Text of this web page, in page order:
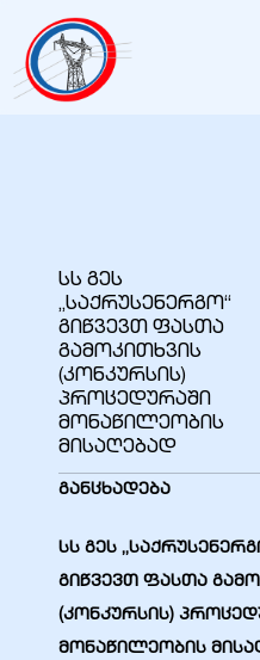
სს გეს
„საქრუსენერგო“
გიწვევთ ფასთა
გამოკითხვის
(კონკურსის)
პროცედურაში
მონაწილეობის
მისაღებად
განცხადება
სს გეს
გიწვევთ ფასთა
(კონკურსის)
მონაწილეობის